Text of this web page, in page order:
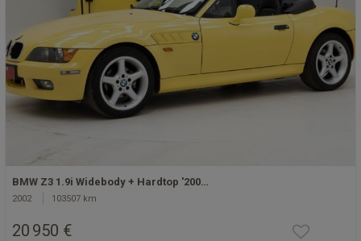
BMW Z3 1.9i Widebody + Hardtop '200…
2002 103507 km
20 950 €